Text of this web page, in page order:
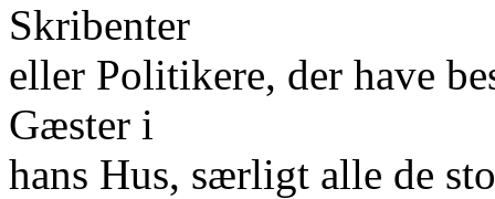
Skribenter
eller Politikere, der have
Gæster i
hans Hus, særligt alle de